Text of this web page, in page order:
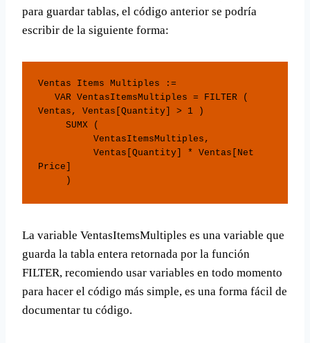
para guardar tablas, el código anterior se podría
escribir de la siguiente forma:
Ventas Items Multiples :=
Ventas, Ventas[Quantity] > 1 )
Price]
     )
La variable VentasItemsMultiples es una variable que
guarda la tabla entera retornada por la función
FILTER, recomiendo usar variables en todo momento
para hacer el código más simple, es una forma fácil de
documentar tu código.